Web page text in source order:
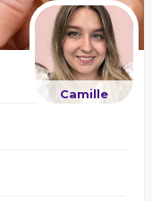
Camille